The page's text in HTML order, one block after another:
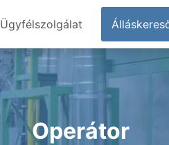
Ügyfélszolgálat
Operátor